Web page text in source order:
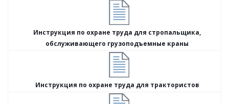
Инструкция по охране труда для стропальщика,
обслуживающего грузоподъемные краны
Инструкция по охране труда для трактористов